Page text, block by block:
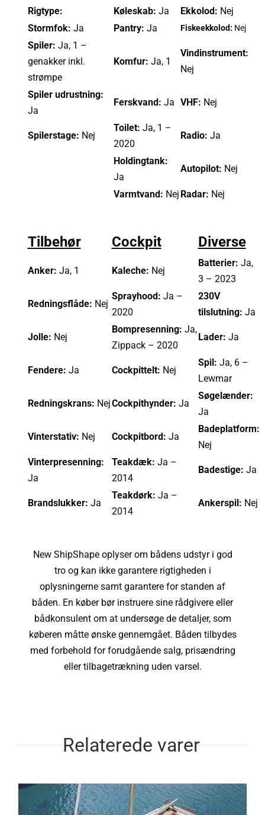
Rigtype:
Køleskab: Ja Ekkolod: Nej
Stormfok: Ja Pantry: Ja Fiskeekkolod: Nej
Spiler: Ja, 1 –
genakker inkl.
strømpe
Komfur: Ja, 1
Vindinstrument:
Nej
Spiler udrustning:
Ja
Ferskvand: Ja VHF: Nej
Spilerstage: Nej
Toilet: Ja, 1 –
2020
Radio: Ja
Holdingtank:
Ja
Autopilot: Nej
Varmtvand: Nej Radar: Nej
Tilbehør Cockpit Diverse
Anker: Ja, 1 Kaleche: Nej
Batterier: Ja,
3 – 2023
Redningsflåde: Nej
Sprayhood: Ja –
2020
230V
tilslutning: Ja
Jolle: Nej
Bompresenning: Ja,
Zippack – 2020
Lader: Ja
Fendere: Ja Cockpittelt: Nej
Spil: Ja, 6 –
Lewmar
Redningskrans: NejCockpithynder: Ja
Søgelænder:
Ja
Vinterstativ: Nej Cockpitbord: Ja
Badeplatform:
Nej
Vinterpresenning:
Ja
Teakdæk: Ja –
2014
Badestige: Ja
Brandslukker: Ja
Teakdørk: Ja –
2014
Ankerspil: Nej
New ShipShape oplyser om bådens udstyr i god
tro og kan ikke garantere rigtigheden i
oplysningerne samt garantere for standen af
båden. En køber bør instruere sine rådgivere eller
bådkonsulent om at undersøge de detaljer, som
køberen måtte ønske gennemgået. Båden tilbydes
med forbehold for forudgående salg, prisændring
eller tilbagetrækning uden varsel.
Relaterede varer